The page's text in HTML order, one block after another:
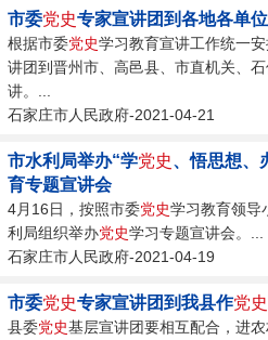
市委党史专家宣讲团到各地各单
根据市委党史学习教育宣讲工作统一
讲团到晋州市、高邑县、市直机关、
讲。...
石家庄市人民政府-2021-04-21
市水利局举办“学党史、悟思想、
育专题宣讲会
4月16日，按照市委党史学习教育领导
利局组织举办党史学习专题宣讲会。...
石家庄市人民政府-2021-04-19
市委党史专家宣讲团到我县作党史
县委党史基层宣讲团要相互配合，进